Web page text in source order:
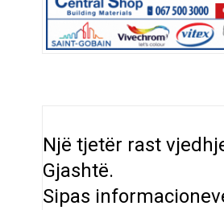
Një tjetër rast
Gjashtë.
Sipas